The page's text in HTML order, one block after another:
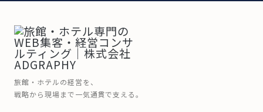
旅館・ホテルの経営を、
戦略から現場まで一気通貫で支える。